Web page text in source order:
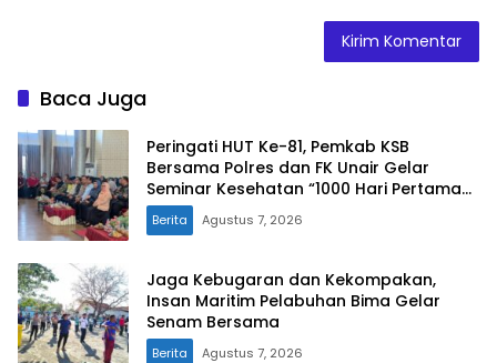
Baca Juga
Peringati HUT Ke-81, Pemkab KSB
Bersama Polres dan FK Unair Gelar
Seminar Kesehatan “1000 Hari Pertama
Kehidupan”
Berita Agustus 7, 2026
Jaga Kebugaran dan Kekompakan,
Insan Maritim Pelabuhan Bima Gelar
Senam Bersama
Berita Agustus 7, 2026